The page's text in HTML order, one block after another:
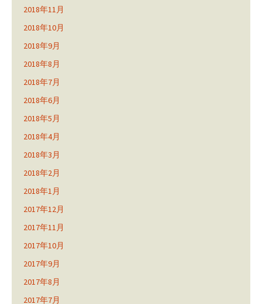
2018年11月
2018年10月
2018年9月
2018年8月
2018年7月
2018年6月
2018年5月
2018年4月
2018年3月
2018年2月
2018年1月
2017年12月
2017年11月
2017年10月
2017年9月
2017年8月
2017年7月